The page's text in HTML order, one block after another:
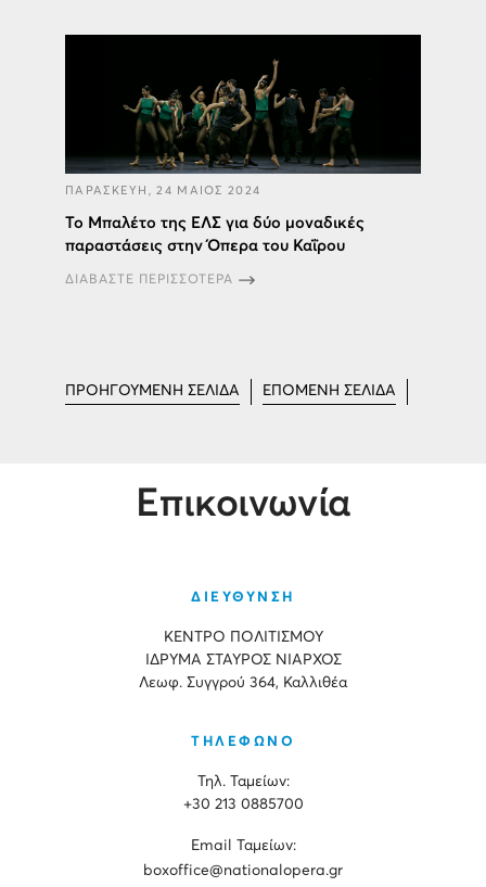
ΠΑΡΑΣΚΕΥΗ, 24 ΜΑΙΟΣ 2024
Το Μπαλέτο της ΕΛΣ για δύο μοναδικές
παραστάσεις στην Όπερα του Καΐρου
ΔΙΑΒΑΣΤΕ ΠΕΡΙΣΣΟΤΕΡΑ
ΠΡΟΗΓΟΥΜΕΝΗ ΣΕΛΙΔΑ ΕΠΟΜΕΝΗ ΣΕΛΙΔΑ
Επικοινωνία
ΔΙΕΥΘΥΝΣΗ
ΚΕΝΤΡΟ ΠΟΛΙΤΙΣΜΟΥ
ΙΔΡΥΜΑ ΣΤΑΥΡΟΣ ΝΙΑΡΧΟΣ
Λεωφ. Συγγρού 364, Καλλιθέα
ΤΗΛΕΦΩΝΟ
Τηλ. Ταμείων:
+30 213 0885700
Εmail Ταμείων:
boxoffice@nationalopera.gr